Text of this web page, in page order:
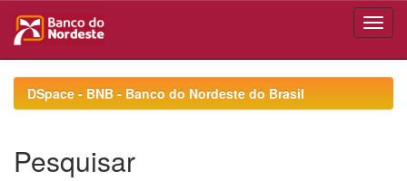
navigationDSpace - BNB - Banco do Nordeste do Brasil
Pesquisar